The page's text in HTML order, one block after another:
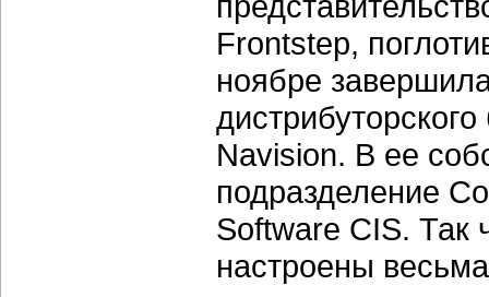
Frontstep,
ноябре
Navision. В ее
подразделение
Software CIS. Так
настроены